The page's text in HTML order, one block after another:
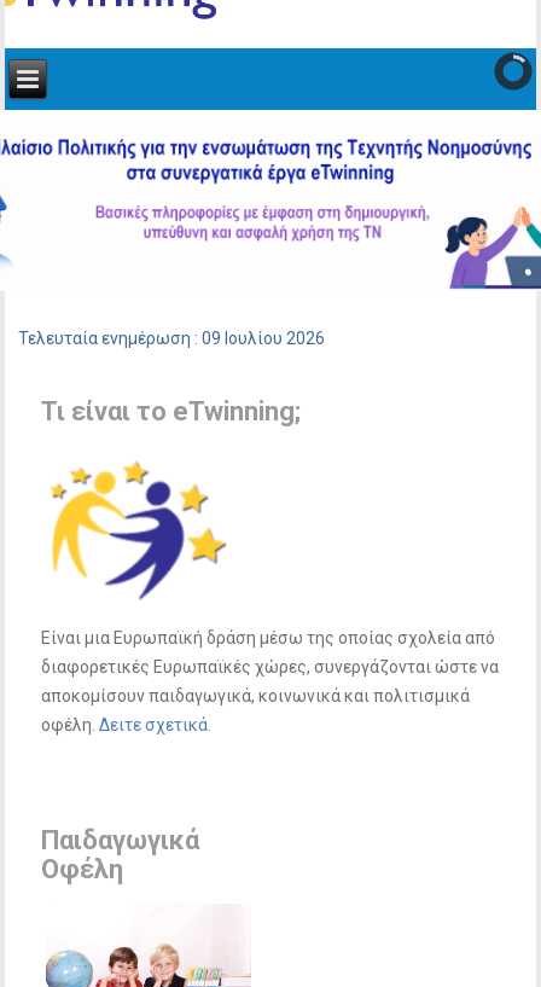
Τελευταία ενημέρωση : 09 Ιουλίου 2026
Τι είναι το eTwinning;
Είναι μια Eυρωπαϊκή δράση μέσω της οποίας σχολεία από
διαφορετικές Eυρωπαϊκές χώρες, συνεργάζονται ώστε να
αποκομίσουν παιδαγωγικά, κοινωνικά και πολιτισμικά
οφέλη. Δειτε σχετικά
Παιδαγωγικά
Οφέλη